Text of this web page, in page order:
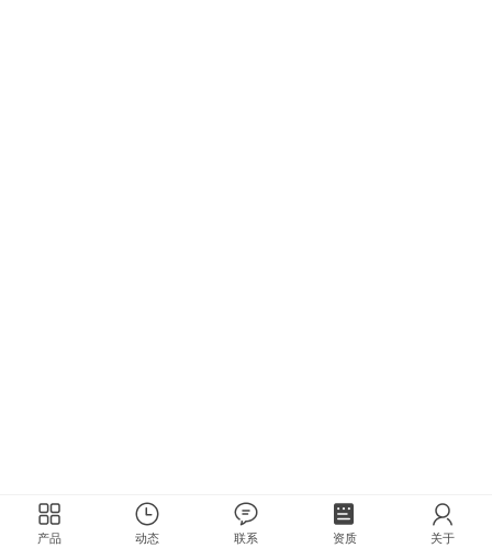
产品 动态 联系 资质 关于